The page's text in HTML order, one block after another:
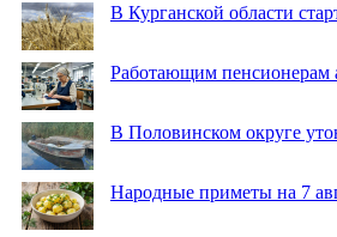
В Курганской области
Работающим пенсионерам
В Половинском округе
Народные приметы на 7